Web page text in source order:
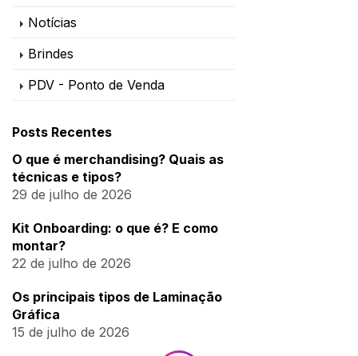
Notícias
Brindes
PDV - Ponto de Venda
Posts Recentes
O que é merchandising? Quais as
técnicas e tipos?
29 de julho de 2026
Kit Onboarding: o que é? E como
montar?
22 de julho de 2026
Os principais tipos de Laminação
Gráfica
15 de julho de 2026